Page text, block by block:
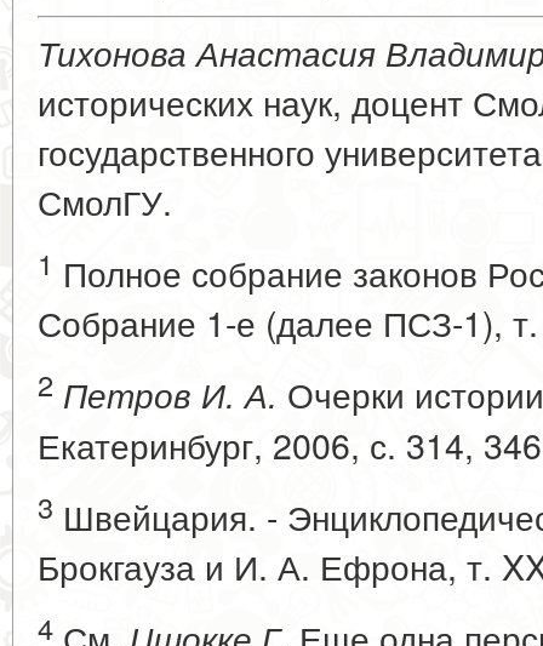
Тихонова Анастасия
исторических наук, доцент
государственного
СмолГУ.
1 Полное собрание законов
Собрание 1-е (далее ПСЗ-1),
2 Петров И. А. Очерки
Екатеринбург, 2006, с. 314,
3 Швейцария. -
Брокгауза и И. А. Ефрона, т.
4